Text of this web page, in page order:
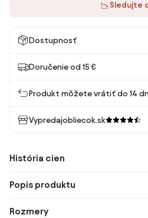
Sledujte
Dostupnosť
Doručenie od 15 €
Produkt môžete vrátiť do 14
Vypredajobliecok.sk
História cien
Popis produktu
Rozmery